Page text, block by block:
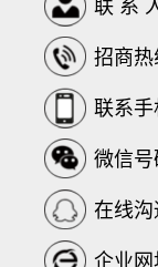
联 系
招商热
联系手
微信号
在线沟
企业网